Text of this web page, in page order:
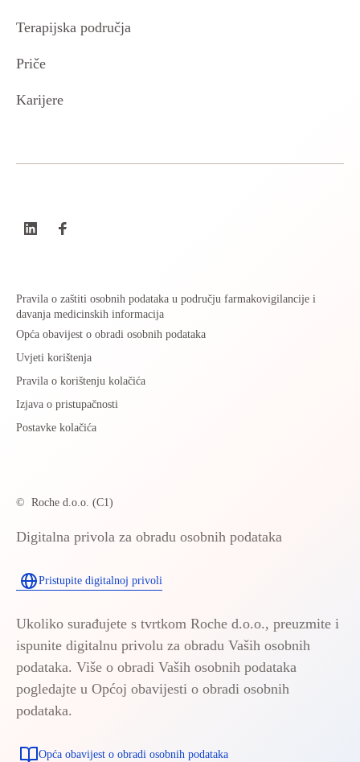
Terapijska područja
Priče
Karijere
Pravila o zaštiti osobnih podataka u području farmakovigilancije i
davanja medicinskih informacija
Opća obavijest o obradi osobnih podataka
Uvjeti korištenja
Pravila o korištenju kolačića
Izjava o pristupačnosti
Postavke kolačića
© Roche d.o.o. (C1)
Digitalna privola za obradu osobnih podataka
Pristupite digitalnoj privoli
Ukoliko surađujete s tvrtkom Roche d.o.o., preuzmite i
ispunite digitalnu privolu za obradu Vaših osobnih
podataka. Više o obradi Vaših osobnih podataka
pogledajte u Općoj obavijesti o obradi osobnih
podataka.
Opća obavijest o obradi osobnih podataka